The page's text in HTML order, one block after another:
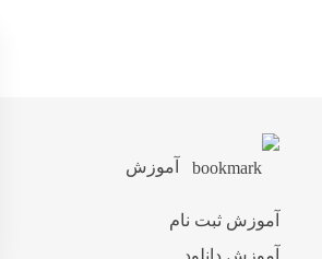
آموزش
آموزش ثبت نام
آموزش دانلود